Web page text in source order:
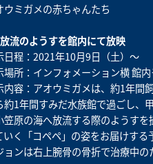
ウミガメの赤ちゃんたち
流のようすを館内にて放映
日程：2021年10月9日（土）～
場所：インフォメーション横 館
内容：アオウミガメは、約1年間
約1年間すみだ水族館で過ごし、
笠原の海へ放流する際のようす
いく「コペペ」の姿をお届けする
ンは右上腕骨の骨折で治療中の